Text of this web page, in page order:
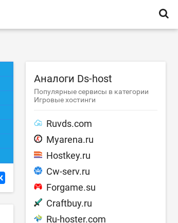
Аналоги Ds-host
Популярные сервисы в категории
Игровые хостинги
Ruvds.com
Myarena.ru
Hostkey.ru
Cw-serv.ru
Forgame.su
Craftbuy.ru
Ru-hoster.com